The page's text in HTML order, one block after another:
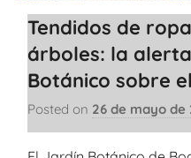
Tendidos de
árboles: la
Botánico sobre
Posted on 26 de mayo de